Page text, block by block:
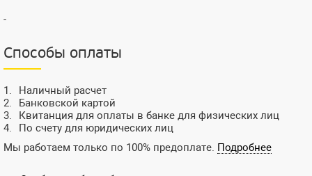
-
Способы оплаты
Наличный расчет
Банковской картой
Квитанция для оплаты в банке для физических лиц
По счету для юридических лиц
Мы работаем только по 100% предоплате. Подробнее